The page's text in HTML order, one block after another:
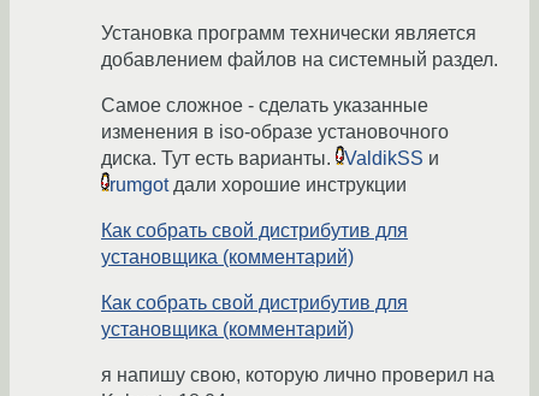
Установка программ технически является
добавлением файлов на системный раздел.
Самое сложное - сделать указанные
изменения в iso-образе установочного
диска. Тут есть варианты.
ValdikSS и
rumgotдали хорошие инструкции
Как собрать свой дистрибутив для
установщика (комментарий)
Как собрать свой дистрибутив для
установщика (комментарий)
я напишу свою, которую лично проверил на